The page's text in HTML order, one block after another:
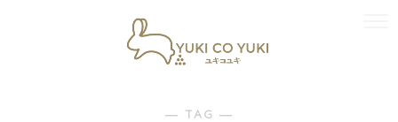
― TAG ―